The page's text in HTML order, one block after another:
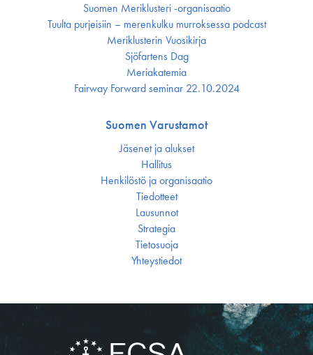
Suomen Meriklusteri -organisaatio
Tuulta purjeisiin – merenkulku murroksessa podcast
Meriklusterin Vuosikirja
Sjöfartens Dag
Meriakatemia
Fairway Forward seminar 22.10.2024
Suomen Varustamot
Jäsenet ja alukset
Hallitus
Henkilöstö ja organisaatio
Tiedotteet
Lausunnot
Strategia
Tietosuoja
Yhteystiedot